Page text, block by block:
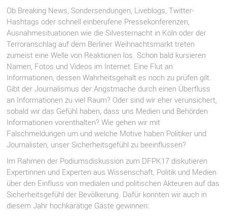
Ob Breaking News, Sondersendungen, Liveblogs, Twitter-
Hashtags oder schnell einberufene Pressekonferenzen,
Ausnahmesituationen wie die Silvesternacht in Köln oder der
Terroranschlag auf dem Berliner Weihnachtsmarkt treten
zumeist eine Welle von Reaktionen los. Schon bald kursieren
Namen, Fotos und Videos im Internet: Eine Flut an
Informationen, dessen Wahrheitsgehalt es noch zu prüfen gilt.
Gibt der Journalismus der Angstmache durch einen Überfluss
an Informationen zu viel Raum? Oder sind wir eher verunsichert,
sobald wir das Gefühl haben, dass uns Medien und Behörden
Informationen vorenthalten? Wie gehen wir mit
Falschmeldungen um und welche Motive haben Politiker und
Journalisten, unser Sicherheitsgefühl zu beeinflussen?
Im Rahmen der Podiumsdiskussion zum DFPK17 diskutieren
Expertinnen und Experten aus Wissenschaft, Politik und Medien
über den Einfluss von medialen und politischen Akteuren auf das
Sicherheitsgefühl der Bevölkerung. Dafür konnten wir auch in
diesem Jahr hochkarätige Gäste gewinnen: